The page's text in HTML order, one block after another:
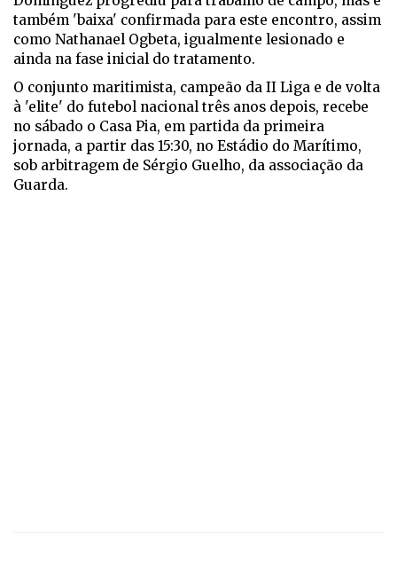
também 'baixa' confirmada para este encontro, assim
como Nathanael Ogbeta, igualmente lesionado e
ainda na fase inicial do tratamento.
O conjunto maritimista, campeão da II Liga e de volta
à 'elite' do futebol nacional três anos depois, recebe
no sábado o Casa Pia, em partida da primeira
jornada, a partir das 15:30, no Estádio do Marítimo,
sob arbitragem de Sérgio Guelho, da associação da
Guarda.